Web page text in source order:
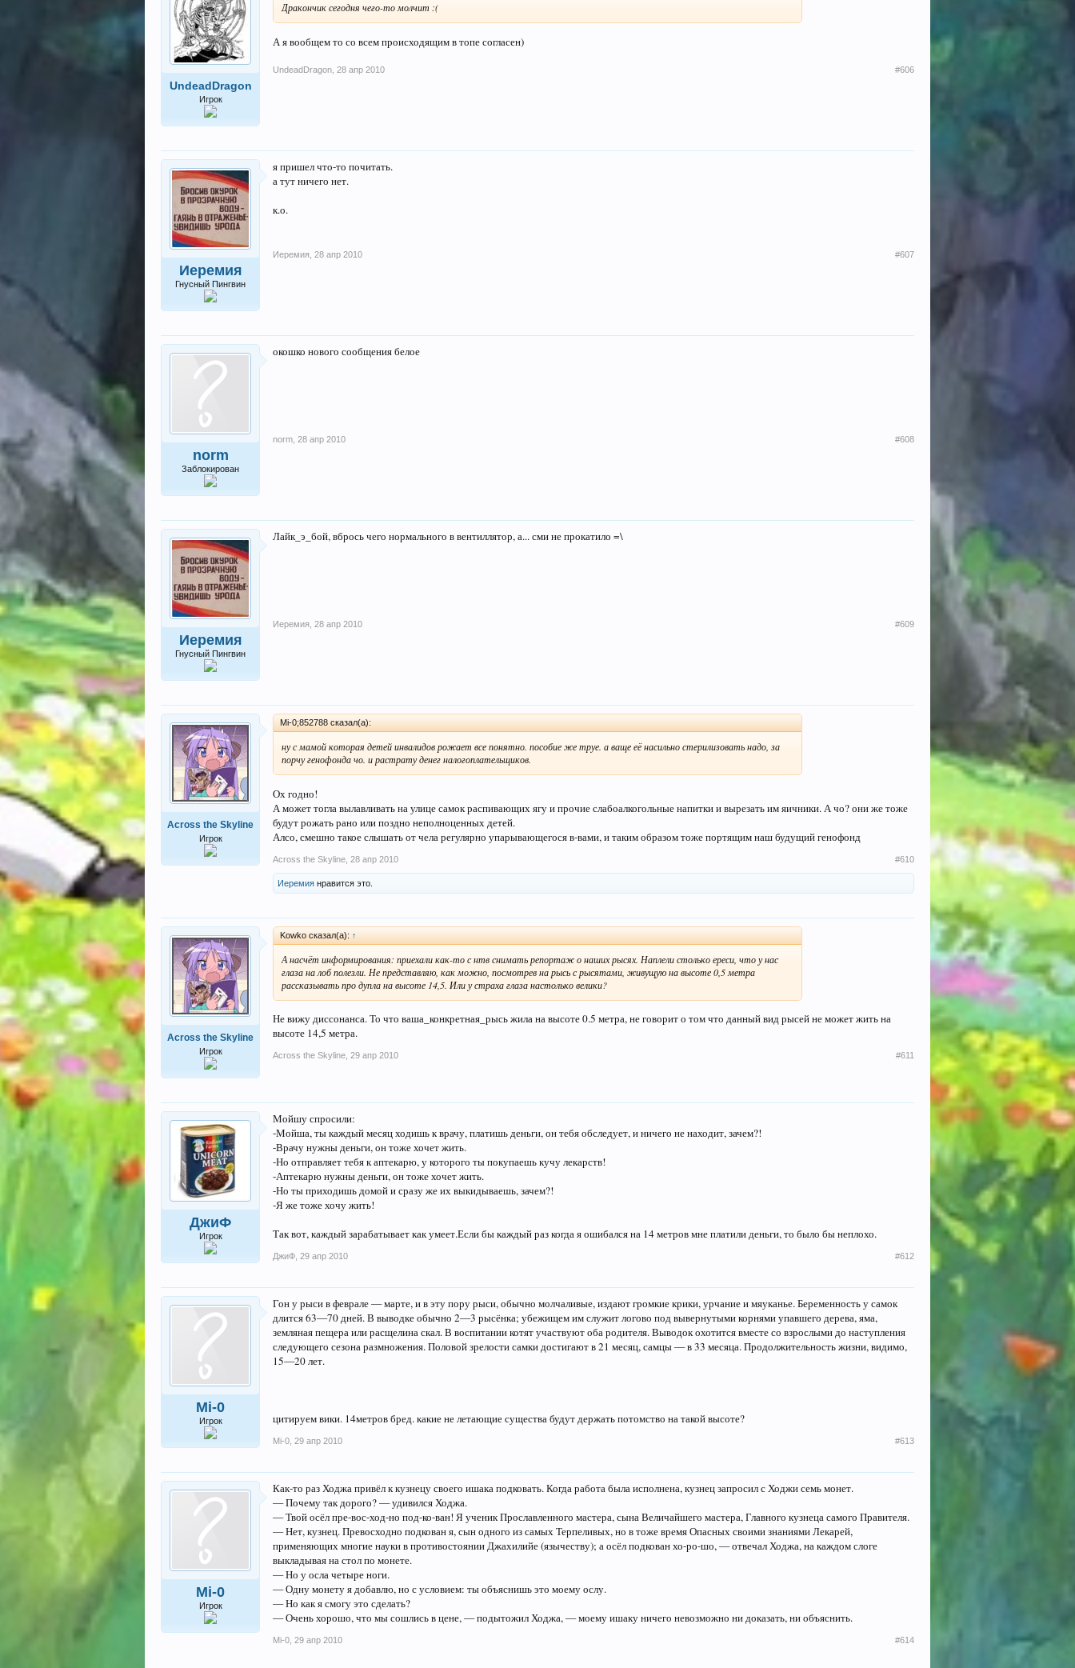
UndeadDragon
Игрок
Дракончик сегодня чего-то молчит :(
А я вообщем то со всем происходящим в топе согласен)
UndeadDragon 28 апр 2010 #606
Иеремия
Гнусный Пингвин
я пришел что-то почитать.
а тут ничего нет.
к.о.
Иеремия 28 апр 2010 #607
norm
Заблокирован
окошко нового сообщения белое
norm 28 апр 2010 #608
Иеремия
Гнусный Пингвин
Лайк_э_бой, вбрось чего нормального в вентиллятор, а... сми не прокатило =\
Иеремия 28 апр 2010 #609
Across the Skyline
Игрок
Mi-0;852788 сказал(а):
ну с мамой которая детей инвалидов рожает все понятно. пособие же труе. а ваще её насильно стерилизовать надо, за
порчу генофонда чо. и растрату денег налогоплательщиков.
Ох годно!
А может тогла вылавливать на улице самок распивающих ягу и прочие слабоалкогольные напитки и вырезать им яичники. А чо? они же тоже
будут рожать рано или поздно неполноценных детей.
Алсо, смешно такое слышать от чела регулярно упарывающегося в-вами, и таким образом тоже портящим наш будущий генофонд
Across the Skyline 28 апр 2010 #610
Иеремия нравится это.
Across the Skyline
Игрок
Kowko сказал(а): ↑
А насчёт информирования: приехали как-то с нтв снимать репортаж о наших рысях. Наплели столько ереси, что у нас
глаза на лоб полезли. Не представляю, как можно, посмотрев на рысь с рысятами, живущую на высоте 0,5 метра
рассказывать про дупла на высоте 14,5. Или у страха глаза настолько велики?
Не вижу диссонанса. То что ваша_конкретная_рысь жила на высоте 0.5 метра, не говорит о том что данный вид рысей не может жить на
высоте 14,5 метра.
Across the Skyline 29 апр 2010 #611
ДжиФ
Игрок
Мойшу спросили:
-Мойша, ты каждый месяц ходишь к врачу, платишь деньги, он тебя обследует, и ничего не находит, зачем?!
-Врачу нужны деньги, он тоже хочет жить.
-Но отправляет тебя к аптекарю, у которого ты покупаешь кучу лекарств!
-Аптекарю нужны деньги, он тоже хочет жить.
-Но ты приходишь домой и сразу же их выкидываешь, зачем?!
-Я же тоже хочу жить!
Так вот, каждый зарабатывает как умеет.Если бы каждый раз когда я ошибался на 14 метров мне платили деньги, то было бы неплохо.
ДжиФ 29 апр 2010 #612
Mi-0
Игрок
Гон у рыси в феврале — марте, и в эту пору рыси, обычно молчаливые, издают громкие крики, урчание и мяуканье. Беременность у самок
длится 63—70 дней. В выводке обычно 2—3 рысёнка; убежищем им служит логово под вывернутыми корнями упавшего дерева, яма,
земляная пещера или расщелина скал. В воспитании котят участвуют оба родителя. Выводок охотится вместе со взрослыми до наступления
следующего сезона размножения. Половой зрелости самки достигают в 21 месяц, самцы — в 33 месяца. Продолжительность жизни, видимо,
15—20 лет.
цитируем вики. 14метров бред. какие не летающие существа будут держать потомство на такой высоте?
Mi-0 29 апр 2010 #613
Mi-0
Игрок
Как-то раз Ходжа привёл к кузнецу своего ишака подковать. Когда работа была исполнена, кузнец запросил с Ходжи семь монет.
— Почему так дорого? — удивился Ходжа.
— Твой осёл пре-вос-ход-но под-ко-ван! Я ученик Прославленного мастера, сына Величайшего мастера, Главного кузнеца самого Правителя.
— Нет, кузнец. Превосходно подкован я, сын одного из самых Терпеливых, но в тоже время Опасных своими знаниями Лекарей,
применяющих многие науки в противостоянии Джахилийе (язычеству); а осёл подкован хо-ро-шо, — отвечал Ходжа, на каждом слоге
выкладывая на стол по монете.
— Но у осла четыре ноги.
— Одну монету я добавлю, но с условием: ты объяснишь это моему ослу.
— Но как я смогу это сделать?
— Очень хорошо, что мы сошлись в цене, — подытожил Ходжа, — моему ишаку ничего невозможно ни доказать, ни объяснить.
Mi-0 29 апр 2010 #614